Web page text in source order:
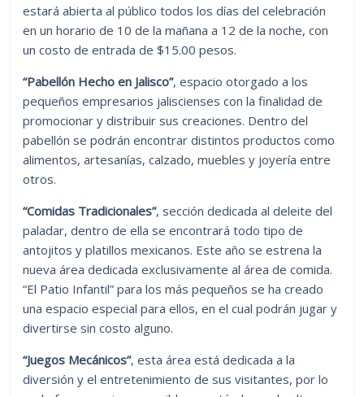
estará abierta al público todos los días del celebración
en un horario de 10 de la mañana a 12 de la noche, con
un costo de entrada de $15.00 pesos.
“Pabellón Hecho en Jalisco”, espacio otorgado a los
pequeños empresarios jaliscienses con la finalidad de
promocionar y distribuir sus creaciones. Dentro del
pabellón se podrán encontrar distintos productos como
alimentos, artesanías, calzado, muebles y joyería entre
otros.
“Comidas Tradicionales”, sección dedicada al deleite del
paladar, dentro de ella se encontrará todo tipo de
antojitos y platillos mexicanos. Este año se estrena la
nueva área dedicada exclusivamente al área de comida.
“El Patio Infantil” para los más pequeños se ha creado
una espacio especial para ellos, en el cual podrán jugar y
divertirse sin costo alguno.
“Juegos Mecánicos”, esta área está dedicada a la
diversión y el entretenimiento de sus visitantes, por lo